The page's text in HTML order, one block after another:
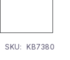
Karácsonyi
SKU: KB7380